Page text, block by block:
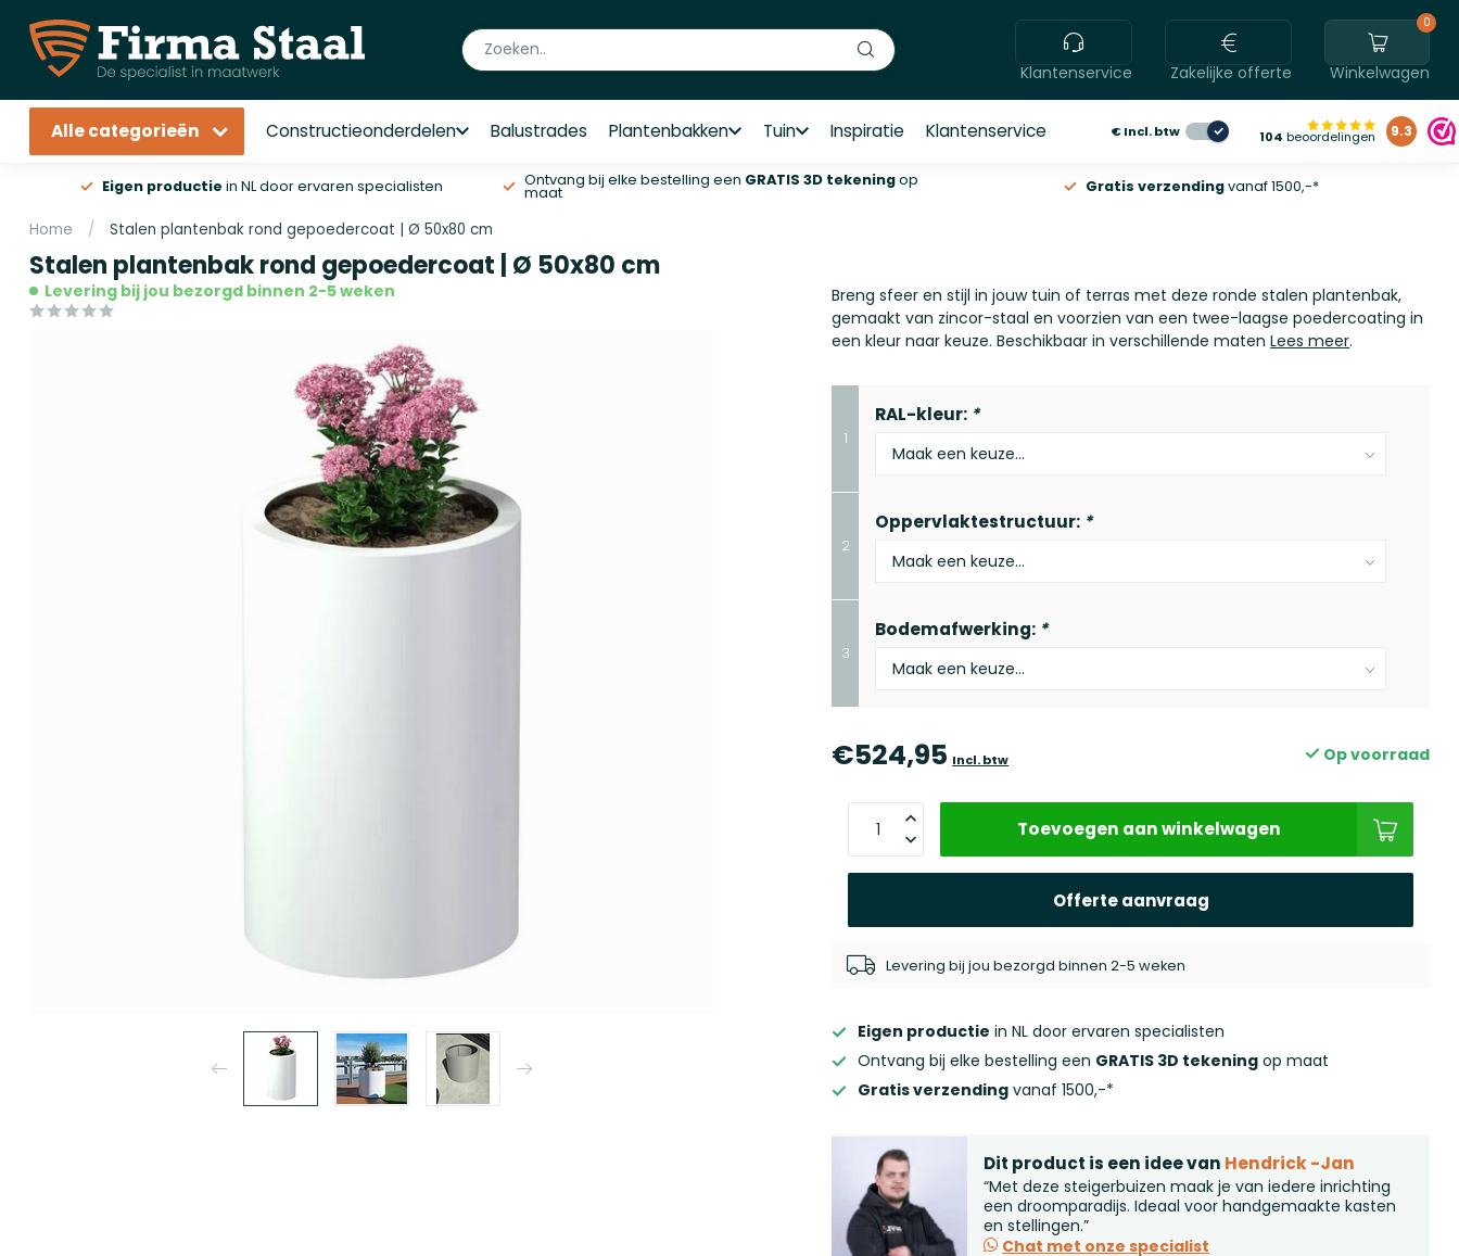
Klantenservice Zakelijke offerte
0
Winkelwagen
Alle categorieën Constructieonderdelen Balustrades Plantenbakken Tuin Inspiratie Klantenservice €Incl. btw 104 beoordelingen 9.3
Eigen productie in NL door ervaren specialisten Ontvang bij elke bestelling een GRATIS 3D tekeningop
maat Gratis verzendingvanaf 1500,-*
Home / Stalen plantenbak rond gepoedercoat | Ø 50x80 cm
Stalen plantenbak rond gepoedercoat | Ø 50x80 cm
Levering bij jou bezorgd binnen 2-5 weken
Breng sfeer en stijl in jouw tuin of terras met deze ronde stalen plantenbak,
gemaakt van zincor-staal en voorzien van een twee-laagse poedercoating in
een kleur naar keuze. Beschikbaar in verschillende matenLees meer.
1
RAL-kleur: *
2
Oppervlaktestructuur: *
3
Bodemafwerking: *
€524,95 Incl. btw Op voorraad
Toevoegen aan winkelwagen
Offerte aanvraag
Levering bij jou bezorgd binnen 2-5 weken
Eigen productie in NL door ervaren specialisten
Ontvang bij elke bestelling een GRATIS 3D tekening op maat
Gratis verzending vanaf 1500,-*
Dit product is een idee van Hendrick -Jan
“Met deze steigerbuizen maak je van iedere inrichting
een droomparadijs. Ideaal voor handgemaakte kasten
en stellingen.”
Chat met onze specialist